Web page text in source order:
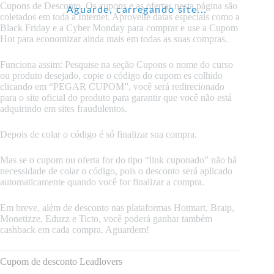
Aguarde, carregando site...
Cupons de Desconto. Os cupons e as ofertas nesta página são
coletados em toda a Internet. Aproveite datas especiais como a
Black Friday e a Cyber Monday para comprar e use a Cupom
Hot para economizar ainda mais em todas as suas compras.
Funciona assim: Pesquise na seção Cupons o nome do curso
ou produto desejado, copie o código do cupom es colhido
clicando em “PEGAR CUPOM”, você será redirecionado
para o site oficial do produto para garantir que você não está
adquirindo em sites fraudulentos.
Depois de colar o código é só finalizar sua compra.
Mas se o cupom ou oferta for do tipo “link cuponado” não há
necessidade de colar o código, pois o desconto será aplicado
automaticamente quando você for finalizar a compra.
Em breve, além de desconto nas plataformas Hotmart, Braip,
Monetizze, Eduzz e Ticto, você poderá ganhar também
cashback em cada compra. Aguardem!
Cupom de desconto Leadlovers